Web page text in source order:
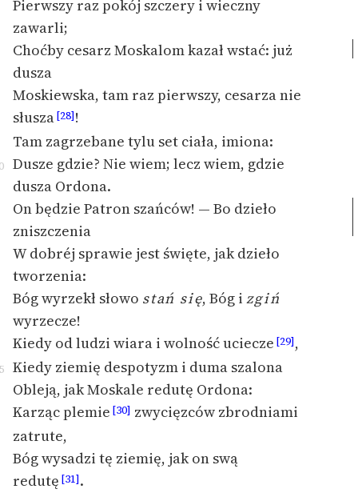
Pierwszy raz pokój szczery i wieczny
zawarli;
Choćby cesarz Moskalom kazał wstać: już
dusza
Moskiewska, tam raz pierwszy, cesarza nie
słusza[28]!
Tam zagrzebane tylu set ciała, imiona:
Dusze gdzie? Nie wiem; lecz wiem, gdzie
dusza Ordona.
On będzie Patron szańców! — Bo dzieło
zniszczenia
W dobréj sprawie jest święte, jak dzieło
tworzenia:
Bóg wyrzekł słowo stań się, Bóg izgiń
wyrzecze!
Kiedy od ludzi wiara i wolność uciecze [29],
Kiedy ziemię despotyzm i duma szalona
Obleją, jak Moskale redutę Ordona:
Karząc plemie [30] zwycięzców zbrodniami
zatrute,
Bóg wysadzi tę ziemię, jak on swą
redutę [31].